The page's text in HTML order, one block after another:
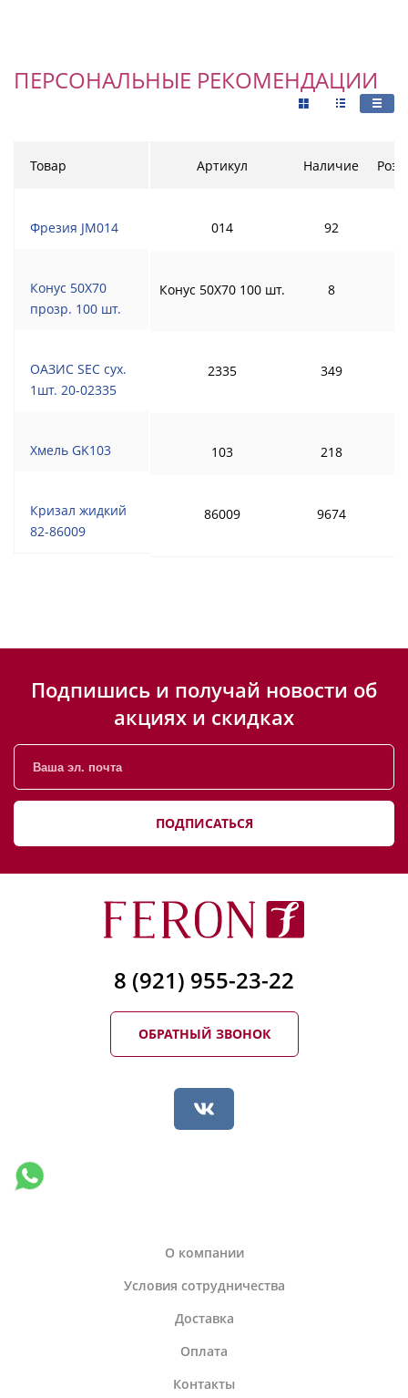
ПЕРСОНАЛЬНЫЕ РЕКОМЕНДАЦИИ
Товар
Фрезия JM014
Конус 50Х70
прозр. 100 шт.
ОАЗИС SEC сух.
1шт. 20-02335
Хмель GK103
Кризал жидкий
82-86009
Артикул Наличие
014 92
Конус 50Х70 100 шт. 8
2335 349
103 218
86009 9674
Подпишись и получай новости об
акциях и скидках
ПОДПИСАТЬСЯ
8 (921) 955-23-22
ОБРАТНЫЙ ЗВОНОК
О компании
Условия сотрудничества
Доставка
Оплата
Контакты